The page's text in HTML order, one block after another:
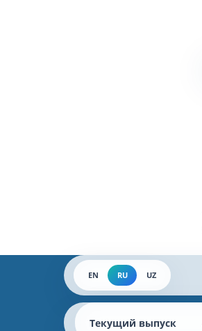
EN RU UZ
Текущий выпуск